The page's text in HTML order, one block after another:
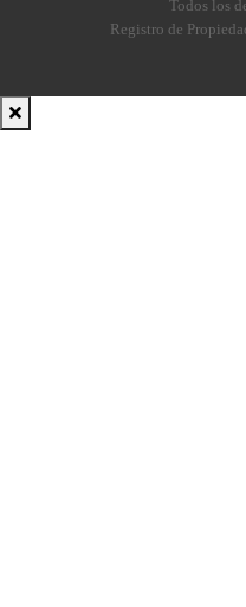
Todos los
Registro de